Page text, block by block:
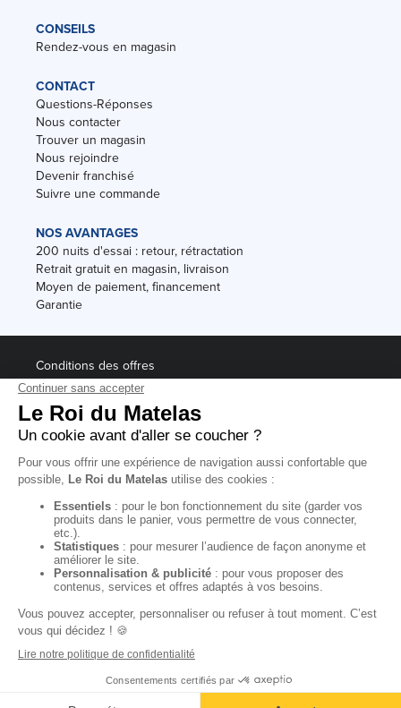
CONSEILS
Rendez-vous en magasin
CONTACT
Questions-Réponses
Nous contacter
Trouver un magasin
Nous rejoindre
Devenir franchisé
Suivre une commande
NOS AVANTAGES
200 nuits d'essai : retour, rétractation
Retrait gratuit en magasin, livraison
Moyen de paiement, financement
Garantie
Conditions des offres
Black Friday
Destockage
Soldes
Conditions Générales de vente magasin
Conditions Générales de vente internet
Mentions Légales
Données personnelles
Codes promo Le Roi du Matelas
Copyright © 2022. All rights reserved.